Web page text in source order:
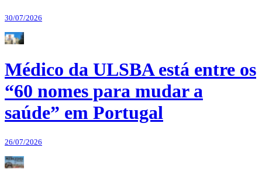
30/07/2026
Médico da ULSBA está entre os
“60 nomes para mudar a
saúde” em Portugal
26/07/2026